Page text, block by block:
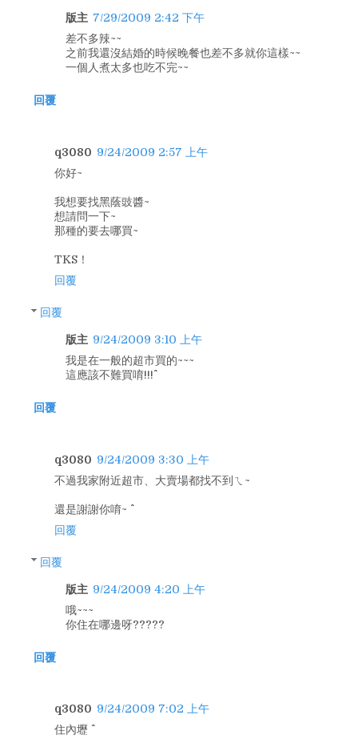
版主 7/29/2009 2:42 下午
差不多辣~~
之前我還沒結婚的時候晚餐也差不多就你這樣~~
一個人煮太多也吃不完~~
回覆
q3080 9/24/2009 2:57 上午
你好~
我想要找黑蔭豉醬~
想請問一下~
那種的要去哪買~
TKS！
回覆
回覆
版主 9/24/2009 3:10 上午
我是在一般的超市買的~~~
這應該不難買唷!!!^^
回覆
q3080 9/24/2009 3:30 上午
不過我家附近超市、大賣場都找不到ㄟ~
還是謝謝你唷~ ^^
回覆
回覆
版主 9/24/2009 4:20 上午
哦~~~
你住在哪邊呀?????
回覆
q3080 9/24/2009 7:02 上午
住內壢 ^^